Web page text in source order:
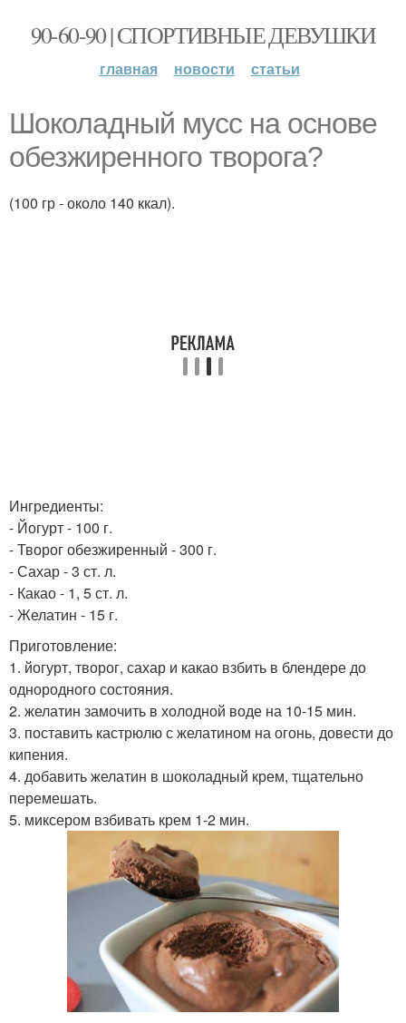
90-60-90 | СПОРТИВНЫЕ ДЕВУШКИ
главная новости статьи
Шоколадный мусс на основе
обезжиренного творога?
(100 гр - около 140 ккал).
Ингредиенты:
- Йогурт - 100 г.
- Творог обезжиренный - 300 г.
- Сахар - 3 ст. л.
- Какао - 1, 5 ст. л.
- Желатин - 15 г.
Приготовление:
1. йогурт, творог, сахар и какао взбить в блендере до
однородного состояния.
2. желатин замочить в холодной воде на 10-15 мин.
3. поставить кастрюлю с желатином на огонь, довести до
кипения.
4. добавить желатин в шоколадный крем, тщательно
перемешать.
5. миксером взбивать крем 1-2 мин.